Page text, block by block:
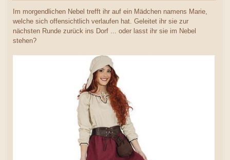
Im morgendlichen Nebel trefft ihr auf ein Mädchen namens Marie,
welche sich offensichtlich verlaufen hat. Geleitet ihr sie zur
nächsten Runde zurück ins Dorf ... oder lasst ihr sie im Nebel
stehen?